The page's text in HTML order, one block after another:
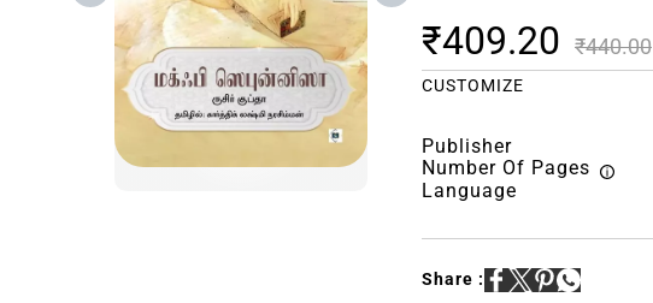
₹409.20 ₹440.00
CUSTOMIZE
Publisher
Number Of Pages
Language
Share :